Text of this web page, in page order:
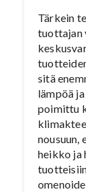
Tärkein
tuottajan
sitä
lämpöä
poimittu
nousuun,
heikko ja